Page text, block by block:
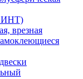
врезная